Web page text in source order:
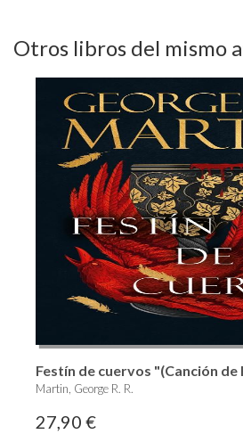
Otros libros del mismo
Festín de cuervos "(Canción de
Martin, George R. R.
27,90 €